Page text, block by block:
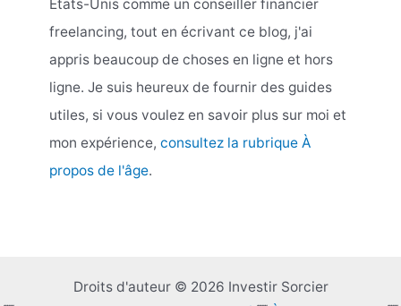
États-Unis comme un conseiller financier
freelancing, tout en écrivant ce blog, j'ai
appris beaucoup de choses en ligne et hors
ligne. Je suis heureux de fournir des guides
utiles, si vous voulez en savoir plus sur moi et
mon expérience, consultez la rubrique À
propos de l'âge.
Droits d'auteur © 2026 Investir Sorcier